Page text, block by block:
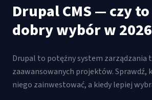
Drupal CMS — czy
dobry wybór w
Drupal to potężny system zarządzania
zaawansowanych projektów. Sprawdź,
niego zainwestować, a kiedy lepiej